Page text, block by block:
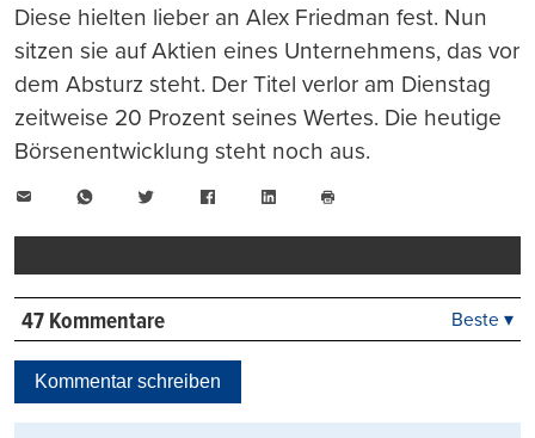
Diese hielten lieber an Alex Friedman fest. Nun
sitzen sie auf Aktien eines Unternehmens, das vor
dem Absturz steht. Der Titel verlor am Dienstag
zeitweise 20 Prozent seines Wertes. Die heutige
Börsenentwicklung steht noch aus.
WhatsAppTwitter FacebookLinkedIn
drucken
47 Kommentare
Kontrovers
Beste ▾
Kommentar schreiben